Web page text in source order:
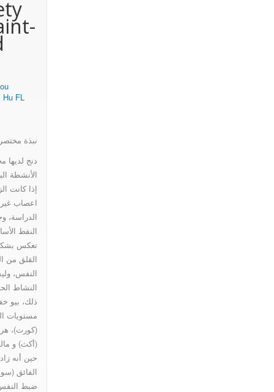
of
mice
Hu FL
نبذة
دنج
الأنشطة
إذا كانت
اعصاب
الدراسة،
النفط
تعكس
القلق من
النفس،
النشاط
ذلك،
مستويات
(كورت)،
(أكث) و
حين أنه
الفائق
ضبط